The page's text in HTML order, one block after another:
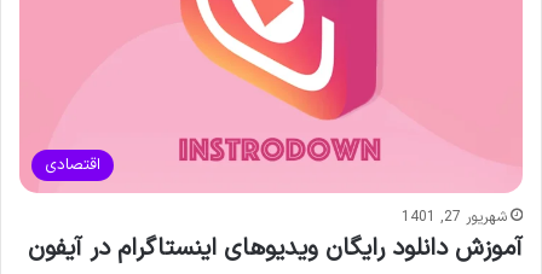
اقتصادی
شهریور 27, 1401
آموزش دانلود رایگان ویدیوهای اینستاگرام در آیفون